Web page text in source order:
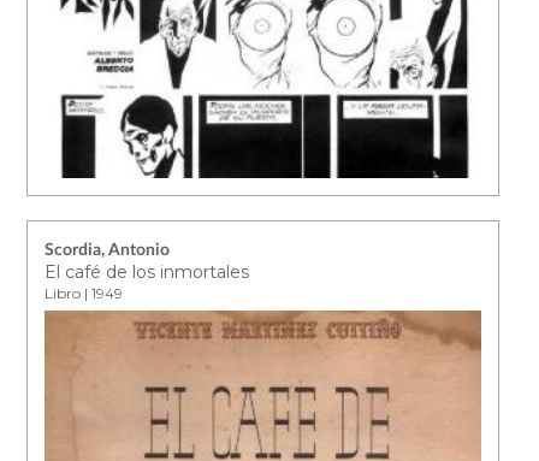
Scordia, Antonio
El café de los inmortales
Libro | 1949